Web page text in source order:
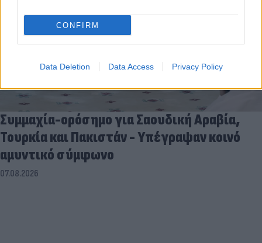
CONFIRM
Data Deletion Data Access Privacy Policy
Συμμαχία-ορόσημο για Σαουδική Αραβία,
Τουρκία και Πακιστάν - Υπέγραψαν κοινό
αμυντικό σύμφωνο
07.08.2026